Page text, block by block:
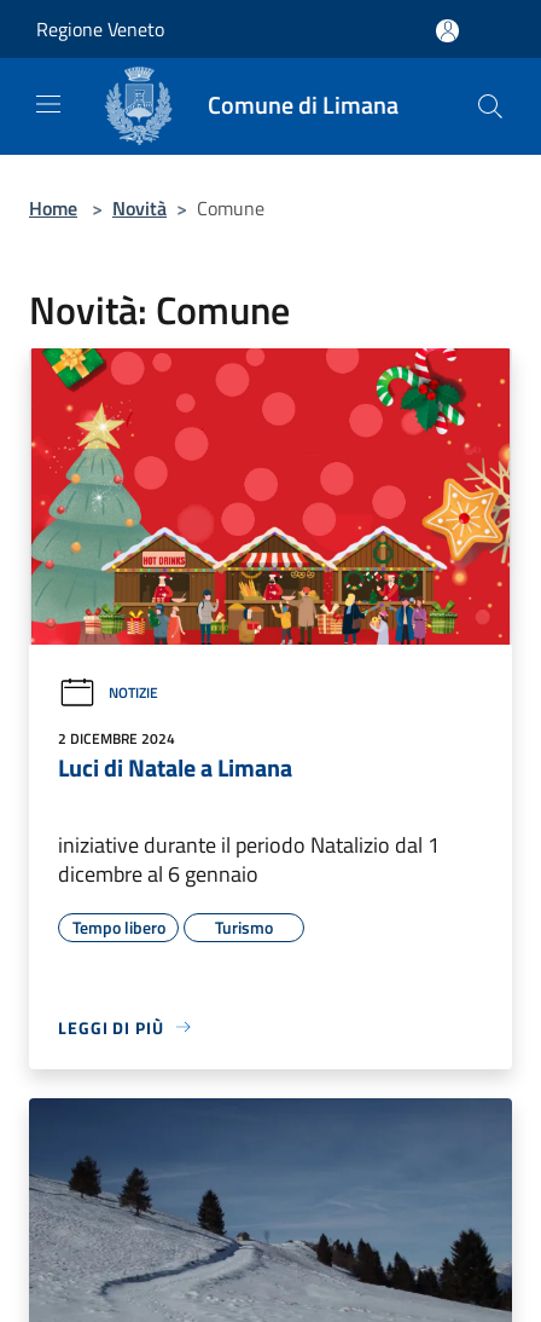
Regione Veneto
Comune di Limana
Home > Novità > Comune
Novità: Comune
NOTIZIE
2 DICEMBRE 2024
Luci di Natale a Limana
iniziative durante il periodo Natalizio dal 1
dicembre al 6 gennaio
Tempo libero Turismo
LEGGI DI PIÙ